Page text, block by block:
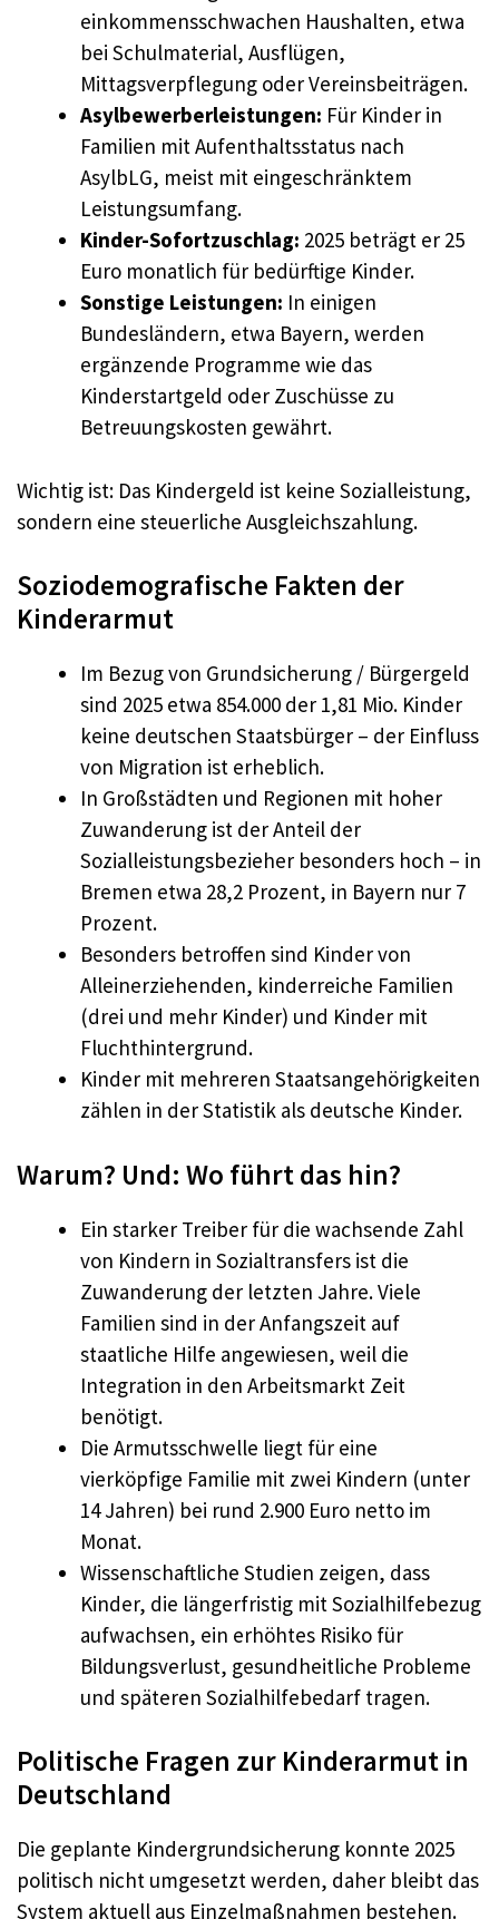
einkommensschwachen Haushalten, etwa
bei Schulmaterial, Ausflügen,
Mittagsverpflegung oder Vereinsbeiträgen.
Asylbewerberleistungen: Für Kinder in
Familien mit Aufenthaltsstatus nach
AsylbLG, meist mit eingeschränktem
Leistungsumfang.
Kinder-Sofortzuschlag: 2025 beträgt er 25
Euro monatlich für bedürftige Kinder.
Sonstige Leistungen: In einigen
Bundesländern, etwa Bayern, werden
ergänzende Programme wie das
Kinderstartgeld oder Zuschüsse zu
Betreuungskosten gewährt.​
Wichtig ist: Das Kindergeld ist keine Sozialleistung,
sondern eine steuerliche Ausgleichszahlung.
Soziodemografische Fakten der
Kinderarmut
Im Bezug von Grundsicherung / Bürgergeld
sind 2025 etwa 854.000 der 1,81 Mio. Kinder
keine deutschen Staatsbürger – der Einfluss
von Migration ist erheblich.
In Großstädten und Regionen mit hoher
Zuwanderung ist der Anteil der
Sozialleistungsbezieher besonders hoch – in
Bremen etwa 28,2 Prozent, in Bayern nur 7
Prozent.​
Besonders betroffen sind Kinder von
Alleinerziehenden, kinderreiche Familien
(drei und mehr Kinder) und Kinder mit
Fluchthintergrund.
Kinder mit mehreren Staatsangehörigkeiten
zählen in der Statistik als deutsche Kinder.
Warum? Und: Wo führt das hin?
Ein starker Treiber für die wachsende Zahl
von Kindern in Sozialtransfers ist die
Zuwanderung der letzten Jahre. Viele
Familien sind in der Anfangszeit auf
staatliche Hilfe angewiesen, weil die
Integration in den Arbeitsmarkt Zeit
benötigt.
Die Armutsschwelle liegt für eine
vierköpfige Familie mit zwei Kindern (unter
14 Jahren) bei rund 2.900 Euro netto im
Monat.
Wissenschaftliche Studien zeigen, dass
Kinder, die längerfristig mit Sozialhilfebezug
aufwachsen, ein erhöhtes Risiko für
Bildungsverlust, gesundheitliche Probleme
und späteren Sozialhilfebedarf tragen.
Politische Fragen zur Kinderarmut in
Deutschland
Die geplante Kindergrundsicherung konnte 2025
politisch nicht umgesetzt werden, daher bleibt das
System aktuell aus Einzelmaßnahmen bestehen.